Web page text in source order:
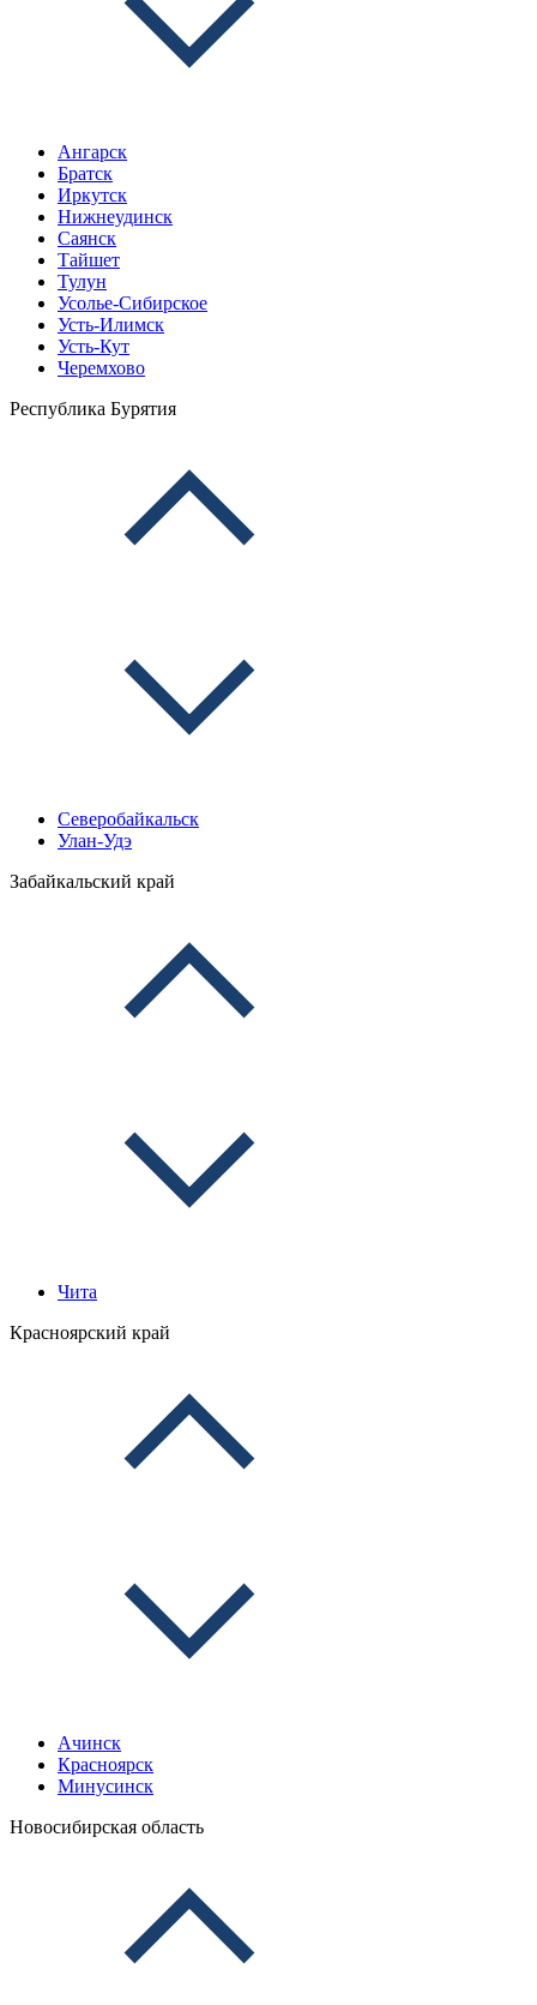
Ангарск
Братск
Иркутск
Нижнеудинск
Саянск
Тайшет
Тулун
Усолье-Сибирское
Усть-Илимск
Усть-Кут
Черемхово
Республика Бурятия
Северобайкальск
Улан-Удэ
Забайкальский край
Чита
Красноярский край
Ачинск
Красноярск
Минусинск
Новосибирская область